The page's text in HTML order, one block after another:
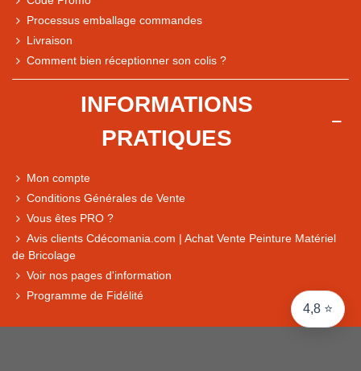
4,8 ⭐
Comparaison des performances du magasin
Express, Chez vous, Point relais, Retrait magasin
Processus emballage commandes
Livraison
Comment bien réceptionner son colis ?
INFORMATIONS
PRATIQUES
Mon compte
Conditions Générales de Vente
Vous êtes PRO ?
Avis clients Cdécomania.com | Achat Vente Peinture Matériel
de Bricolage
Voir nos pages d'information
Programme de Fidélité